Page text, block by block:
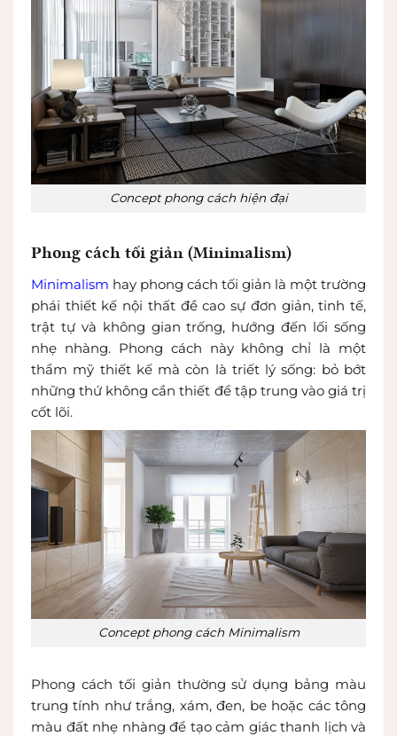
Concept phong cách hiện đại
Phong cách tối giản (Minimalism)
Minimalism hay phong cách tối giản là một trường
phái thiết kế nội thất đề cao sự đơn giản, tinh tế,
trật tự và không gian trống, hướng đến lối sống
nhẹ nhàng. Phong cách này không chỉ là một
thẩm mỹ thiết kế mà còn là triết lý sống: bỏ bớt
những thứ không cần thiết để tập trung vào giá trị
cốt lõi.
Concept phong cách Minimalism
Phong cách tối giản thường sử dụng bảng màu
trung tính như trắng, xám, đen, be hoặc các tông
màu đất nhẹ nhàng để tạo cảm giác thanh lịch và